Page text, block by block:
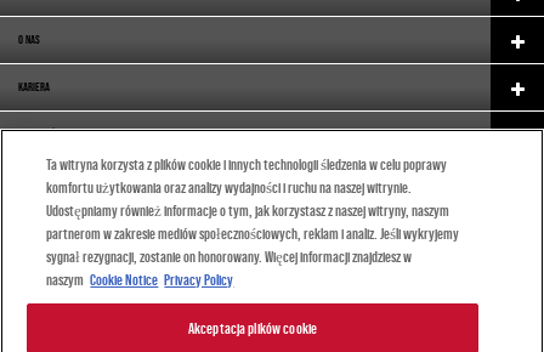
O NAS
KARIERA
WYPOSAŻENIE FABRYCZNE (OE)
CATALOGUE
(POLSKI)
© 2024 DRiV Automotive Inc. lub jedna z jej spółek zależnych w jednym lub kilku krajach.
Ta witryna korzysta z plików cookie i innych technologii śledzenia w celu poprawy
komfortu użytkowania oraz analizy wydajności i ruchu na naszej witrynie.
Udostępniamy również informacje o tym, jak korzystasz z naszej witryny, naszym
partnerom w zakresie mediów społecznościowych, reklam i analiz. Jeśli wykryjemy
sygnał rezygnacji, zostanie on honorowany. Więcej informacji znajdziesz w
naszym Cookie Notice Privacy Policy
Akceptacja plików cookie